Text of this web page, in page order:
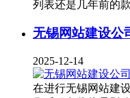
列表还是几年前的
无锡网站建设公
2025-12-14
在进行无锡网站建